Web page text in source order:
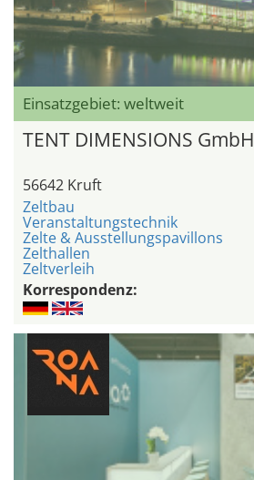
Einsatzgebiet: weltweit
TENT DIMENSIONS GmbH
56642 Kruft
Zeltbau
Veranstaltungstechnik
Zelte & Ausstellungspavillons
Zelthallen
Zeltverleih
Korrespondenz: